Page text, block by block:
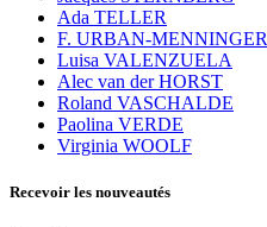
Ada TELLER
F. URBAN-MENNINGER
Luisa VALENZUELA
Alec van der HORST
Roland VASCHALDE
Paolina VERDE
Virginia WOOLF
Recevoir les nouveautés